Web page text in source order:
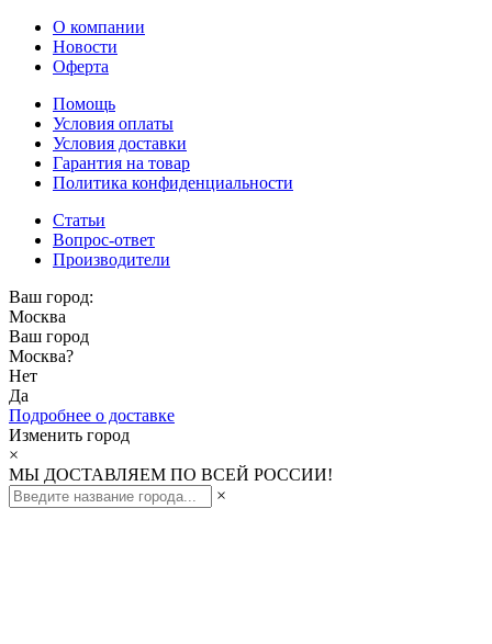
О компании
Новости
Оферта
Помощь
Условия оплаты
Условия доставки
Гарантия на товар
Политика конфиденциальности
Статьи
Вопрос-ответ
Производители
Ваш город:
Москва
Ваш город
Москва?
Нет
Да
Подробнее о доставке
Изменить город
×
МЫ ДОСТАВЛЯЕМ ПО ВСЕЙ РОССИИ!
×